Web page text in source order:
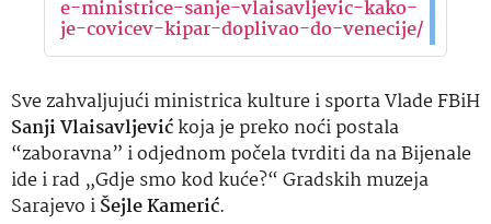
e-ministrice-sanje-vlaisavljevic-kako-
je-covicev-kipar-doplivao-do-venecije/
Sve zahvaljujući ministrica kulture i sporta Vlade FBiH
Sanji Vlaisavljevićkoja je preko noći postala
“zaboravna” i odjednom počela tvrditi da na Bijenale
ide i rad „Gdje smo kod kuće?“ Gradskih muzeja
Sarajevo iŠejle Kamerić.